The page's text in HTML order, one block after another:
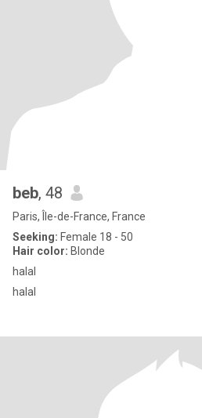
beb, 48
Paris, Île-de-France, France
Seeking: Female 18 - 50
Hair color: Blonde
halal
halal